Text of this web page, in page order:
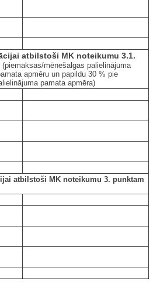
atbilstoši MK noteikumu 3.1.
(piemaksas/mēnešalgas palielinājuma
apmēru un papildu 30 % pie
pamata apmēra)
atbilstoši MK noteikumu 3. punktam